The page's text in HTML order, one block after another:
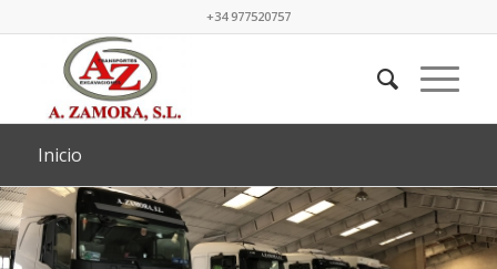
+34 977520757
Inicio